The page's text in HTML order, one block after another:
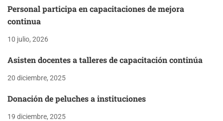
Personal participa en capacitaciones de mejora
continua
10 julio, 2026
Asisten docentes a talleres de capacitación continúa
20 diciembre, 2025
Donación de peluches a instituciones
19 diciembre, 2025